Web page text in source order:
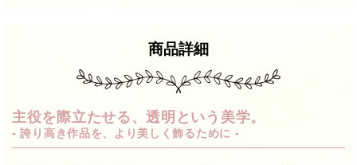
商品詳細
主役を際立たせる、透明という美学。
- 誇り高き作品を、より美しく飾るために -